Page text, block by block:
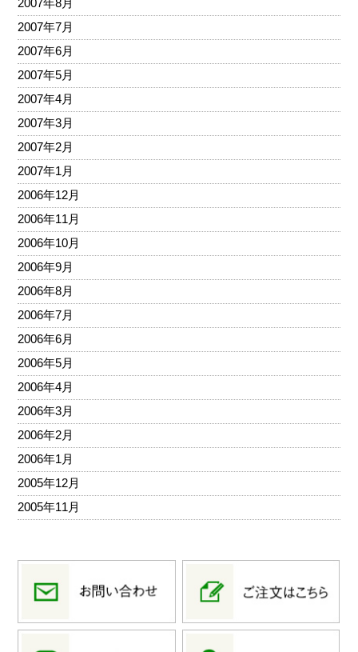
2007年8月
2007年7月
2007年6月
2007年5月
2007年4月
2007年3月
2007年2月
2007年1月
2006年12月
2006年11月
2006年10月
2006年9月
2006年8月
2006年7月
2006年6月
2006年5月
2006年4月
2006年3月
2006年2月
2006年1月
2005年12月
2005年11月